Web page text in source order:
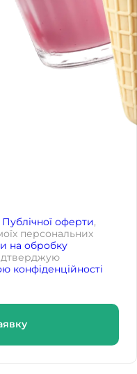
Публічної оферти,
персональних
на обробку
конфіденційності